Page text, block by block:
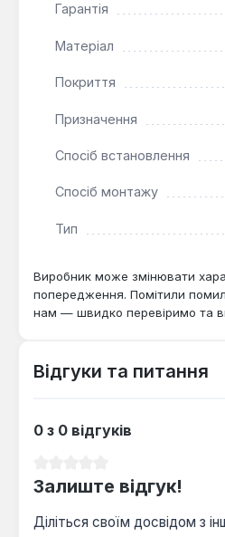
вологи.
Гарантія
Матеріал
Покриття
Призначення
Спосіб встановлення
Спосіб монтажу
Тип
Виробник може змінювати
попередження. Помітили
нам — швидко перевіримо та
Відгуки та питання
0 з 0 відгуків
Залиште відгук!
Діліться своїм досвідом з